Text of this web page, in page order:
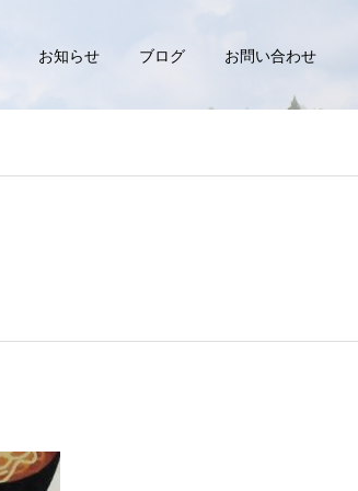
お知らせ ブログ お問い合わせ